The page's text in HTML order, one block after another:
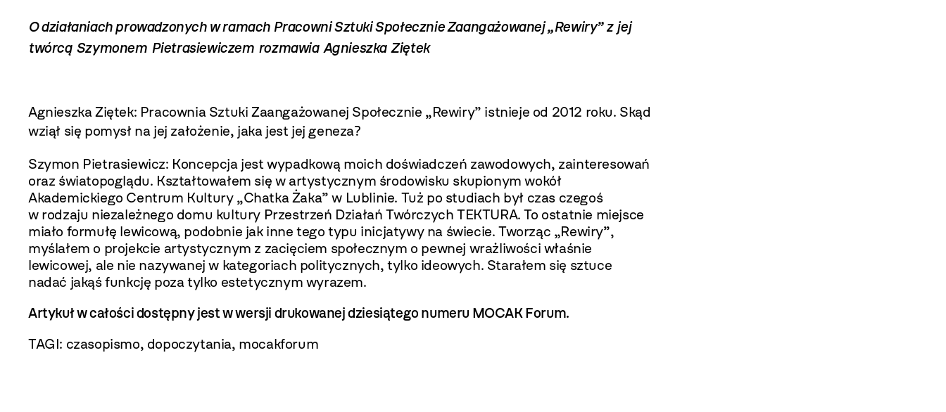
O działaniach prowadzonych w ramach Pracowni Sztuki Społecznie Zaangażowanej „Rewiry”z jej
twórcą Szymonem Pietrasiewiczem rozmawia Agnieszka Ziętek
Agnieszka Ziętek: Pracownia Sztuki Zaangażowanej Społecznie „Rewiry” istnieje od 2012 roku. Skąd
wziął się pomysł na jej założenie, jaka jest jej geneza?
Szymon Pietrasiewicz: Koncepcja jest wypadkową moich doświadczeń zawodowych, zainteresowań
oraz światopoglądu. Kształtowałem się w artystycznym środowisku skupionym wokół
Akademickiego Centrum Kultury „Chatka Żaka” w Lublinie. Tuż po studiach był czas czegoś
w rodzaju niezależnego domu kultury Przestrzeń Działań Twórczych TEKTURA. To ostatnie miejsce
miało formułę lewicową, podobnie jak inne tego typu inicjatywy na świecie. Tworząc „Rewiry”,
myślałem o projekcie artystycznym z zacięciem społecznym o pewnej wrażliwości właśnie
lewicowej, ale nie nazywanej w kategoriach politycznych, tylko ideowych. Starałem się sztuce
nadać jakąś funkcję poza tylko estetycznym wyrazem.
Artykuł w całości dostępny jest w wersji drukowanej dziesiątego numeru MOCAK Forum.
TAGI: czasopismo, dopoczytania, mocakforum